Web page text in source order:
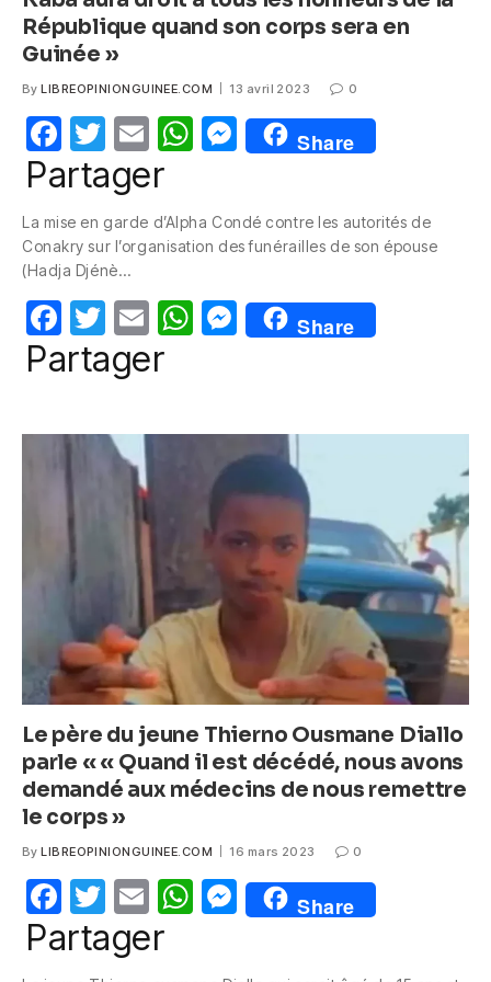
République quand son corps sera en
Guinée »
By LIBREOPINIONGUINEE.COM 13 avril 2023 0
F
a
e
b
o
o
k
T
w
itt
er
E
m
W
s
p
p
M
e
e
g
er
Share
Partager
La mise en garde d’Alpha Condé contre les autorités de
Conakry sur l’organisation des funérailles de son épouse
(Hadja Djénè…
F
a
o
o
k
T
w
itt
E
m
W
p
p
M
e
n
g
er
Share
Partager
Le père du jeune Thierno Ousmane Diallo
parle « « Quand il est décédé, nous avons
demandé aux médecins de nous remettre
le corps »
By LIBREOPINIONGUINEE.COM 16 mars 2023 0
F
a
T
w
itt
E
m
W M
e
Share
Partager